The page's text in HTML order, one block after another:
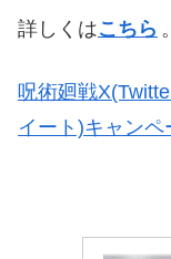
詳しくはこちら 。
呪術廻戦
イート)キャン